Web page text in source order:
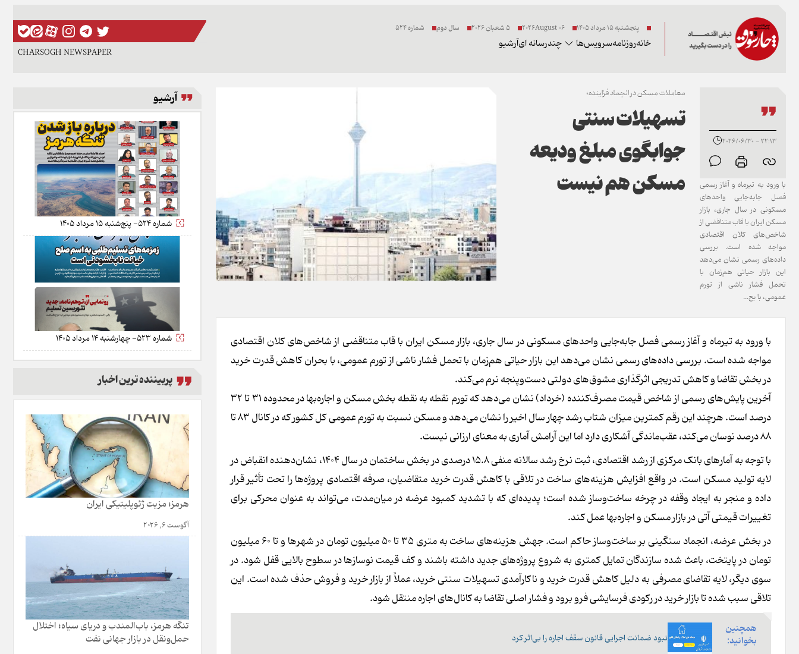
پنجشنبه ۱۵ مرداد ۱۴۰۵ 06 2026August 5 شعبان 2026 سال دوم شماره 524
خانهروزنامهسرویس‌ها چندرسانه ایآرشیو
CHARSOGH NEWSPAPER
22:13 - 2026/06/30
با ورود به تیرماه و آغاز رسمی
فصل جابه‌جایی واحدهای
مسکونی در سال جاری، بازار
مسکن ایران با قاب متناقضی از
شاخص‌های کلان اقتصادی
مواجه شده است. بررسی
داده‌های رسمی نشان می‌دهد
این بازار حیاتی هم‌زمان با
تحمل فشار ناشی از تورم
عمومی، با بح...
معاملات مسکن در انجماد فزاینده؛
تسهیلات سنتی
جوابگوی مبلغ ودیعه
مسکن هم نیست
با ورود به تیرماه و آغاز رسمی فصل جابه‌جایی واحدهای مسکونی در سال جاری، بازار مسکن ایران با قاب متناقضی از شاخص‌های کلان اقتصادی
مواجه شده است. بررسی داده‌های رسمی نشان می‌دهد این بازار حیاتی هم‌زمان با تحمل فشار ناشی از تورم عمومی، با بحران کاهش قدرت خرید
در بخش تقاضا و کاهش تدریجی اثرگذاری مشوق‌های دولتی دست‌وپنجه نرم می‌کند.
آخرین پایش‌های رسمی از شاخص قیمت مصرف‌کننده (خرداد) نشان می‌دهد که تورم نقطه به نقطه بخش مسکن و اجاره‌بها در محدوده ۳۱ تا ۳۲
درصد است. هرچند این رقم کمترین میزان شتاب رشد چهار سال اخیر را نشان می‌دهد و مسکن نسبت به تورم عمومی کل کشور که در کانال ۸۳ تا
۸۸ درصد نوسان می‌کند، عقب‌ماندگی آشکاری دارد اما این آرامش آماری به معنای ارزانی نیست.
با توجه به آمارهای بانک مرکزی از رشد اقتصادی، ثبت نرخ رشد سالانه منفی ۱۵.۸ درصدی در بخش ساختمان در سال ۱۴۰۴، نشان‌دهنده انقباض در
لایه تولید مسکن است. در واقع افزایش هزینه‌های ساخت در تلاقی با کاهش قدرت خرید متقاضیان، صرفه اقتصادی پروژه‌ها را تحت تأثیر قرار
داده و منجر به ایجاد وقفه در چرخه ساخت‌وساز شده است؛ پدیده‌ای که با تشدید کمبود عرضه در میان‌مدت، می‌تواند به عنوان محرکی برای
تغییرات قیمتی آتی در بازار مسکن و اجاره‌بها عمل کند.
در بخش عرضه، انجماد سنگینی بر ساخت‌وساز حاکم است. جهش هزینه‌های ساخت به متری ۳۵ تا ۵۰ میلیون تومان در شهرها و تا ۶۰ میلیون
تومان در پایتخت، باعث شده سازندگان تمایل کمتری به شروع پروژه‌های جدید داشته باشند و کف قیمت نوسازها در سطوح بالایی قفل شود. در
سوی دیگر، لایه تقاضای مصرفی به دلیل کاهش قدرت خرید و ناکارآمدی تسهیلات سنتی خرید، عملاً از بازار خرید و فروش حذف شده است. این
تلاقی سبب شده تا بازار خرید در رکودی فرسایشی فرو برود و فشار اصلی تقاضا به کانال‌های اجاره منتقل شود.
همچنین
بخوانید:
نبود ضمانت اجرایی قانون سقف اجاره را بی‌اثر کرد
آرشیو
شماره 524- پنج‌شنبه 15 مرداد 1405
شماره 523- چهارشنبه 14 مرداد 1405
پربیننده ترین اخبار
هرمز؛ مزیت ژئوپلیتیکی ایران
آگوست 6, 2026
تنگه هرمز، باب‌المندب و دریای سیاه؛ اختلال
حمل‌ونقل در بازار جهانی نفت